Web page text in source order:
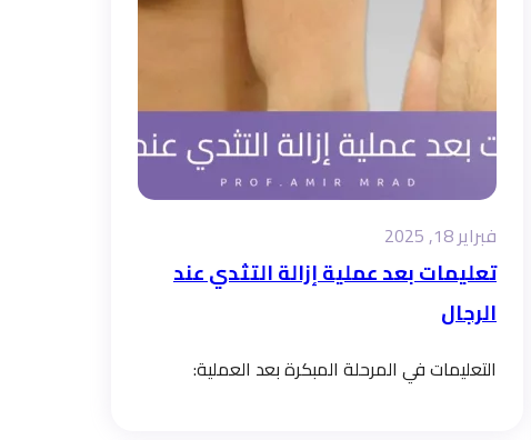
فبراير 18, 2025
تعليمات بعد عملية إزالة التثدي عند
الرجال
التعليمات في المرحلة المبكرة بعد العملية: